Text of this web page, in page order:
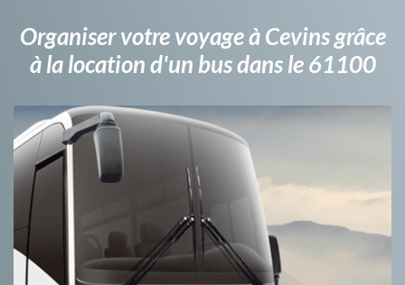
Organiser votre voyage à Cevins grâce
à la location d'un bus dans le 61100